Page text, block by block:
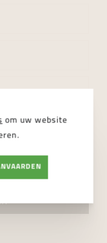
om uw website